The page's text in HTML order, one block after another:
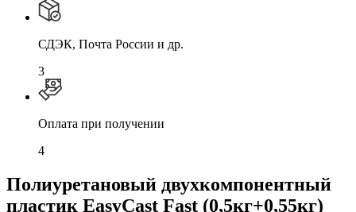
СДЭК, Почта России и др.
3
Оплата при получении
4
Полиуретановый двухкомпонентный
пластик EasyCast Fast (0,5кг+0,55кг)